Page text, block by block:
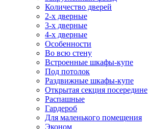
Количество дверей
2-х дверные
3-х дверные
4-х дверные
Особенности
Во всю стену
Встроенные шкафы-купе
Под потолок
Раздвижные шкафы-купе
Открытая секция посередине
Распашные
Гардероб
Для маленького помещения
Эконом